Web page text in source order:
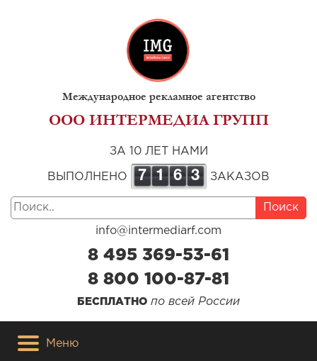
Международное рекламное агентство
ООО ИНТЕРМЕДИА ГРУПП
ЗА 10 ЛЕТ НАМИ
ВЫПОЛНЕНО 7 1 6 3 ЗАКАЗОВ
Поиск
info@intermediarf.com
8 495 369-53-61
8 800 100-87-81
БЕСПЛАТНО по всей России
Меню